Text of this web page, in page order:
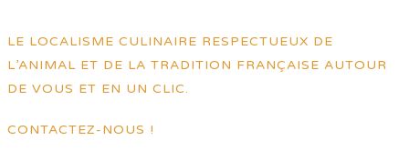
LE LOCALISME CULINAIRE RESPECTUEUX DE
L’ANIMAL ET DE LA TRADITION FRANÇAISE AUTOUR
DE VOUS ET EN UN CLIC.
CONTACTEZ-NOUS !